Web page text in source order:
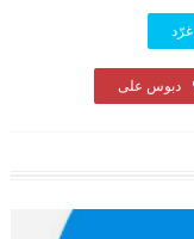
غرّد
دبوس على